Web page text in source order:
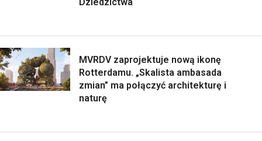
MVRDV zaprojektuje nową ikonę
Rotterdamu. „Skalista ambasada
zmian” ma połączyć architekturę i
naturę